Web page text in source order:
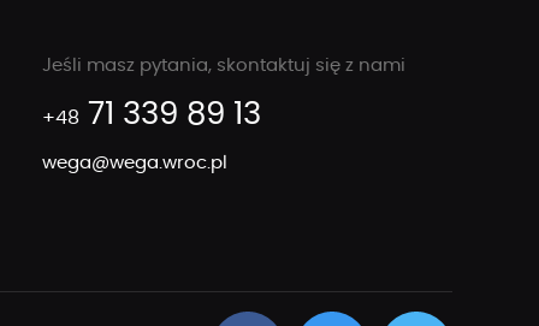
Jeśli masz pytania, skontaktuj się z nami
+48 71 339 89 13
wega@wega.wroc.pl